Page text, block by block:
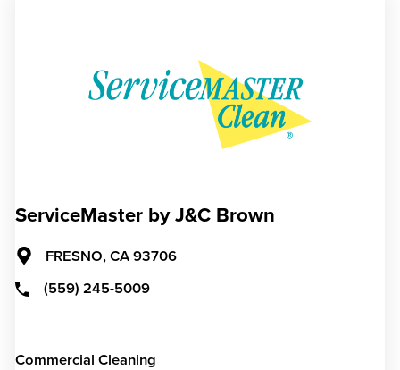
ServiceMaster by J&C Brown
FRESNO, CA 93706
(559) 245-5009
Commercial Cleaning